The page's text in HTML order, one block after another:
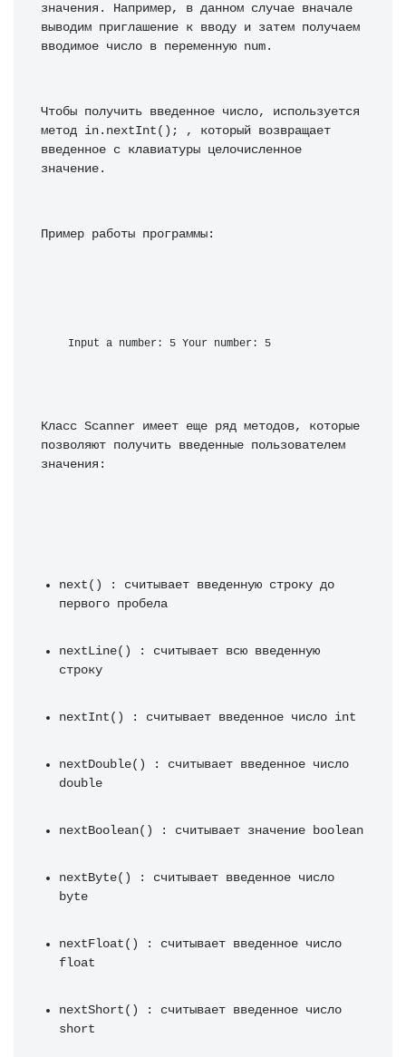
значения. Например, в данном случае вначале
выводим приглашение к вводу и затем получаем
вводимое число в переменную num.
Чтобы получить введенное число, используется
метод in.nextInt(); , который возвращает
введенное с клавиатуры целочисленное
значение.
Пример работы программы:
Input a number: 5 Your number: 5
Класс Scanner имеет еще ряд методов, которые
позволяют получить введенные пользователем
значения:
next() : считывает введенную строку до
первого пробела
nextLine() : считывает всю введенную
строку
nextInt() : считывает введенное число int
nextDouble() : считывает введенное число
double
nextBoolean() : считывает значение boolean
nextByte() : считывает введенное число
byte
nextFloat() : считывает введенное число
float
nextShort() : считывает введенное число
short